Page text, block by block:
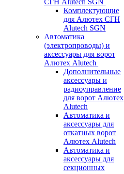
СГН Alutech SGN
Комплектующие
для Алютех СГН
Alutech SGN
Автоматика
(электропроводы) и
аксессуары для ворот
Алютех Alutech
Дополнительные
аксессуары и
радиоуправление
для ворот Алютех
Alutech
Автоматика и
аксессуары для
откатных ворот
Алютех Alutech
Автоматика и
аксессуары для
секционных